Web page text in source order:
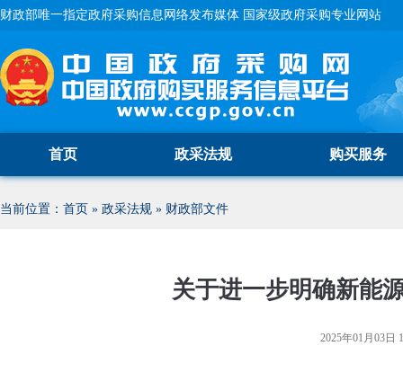
财政部唯一指定政府采购信息网络发布媒体 国家级政府采购专业网站
首页 政采法规 购买服务
当前位置： 首页 » 政采法规 » 财政部文件
关于进一步明确新能
2025年01月03日